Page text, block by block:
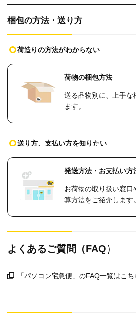
梱包の方法・送り方
荷造りの方法がわからない
荷物の梱包方法
送る品物別に、上手な
ます。
送り方、支払い方を知りたい
発送方法・お支払い方
お荷物の取り扱い窓口
算方法をご紹介します。
よくあるご質問（FAQ）
「パソコン宅急便」のFAQ一覧はこち